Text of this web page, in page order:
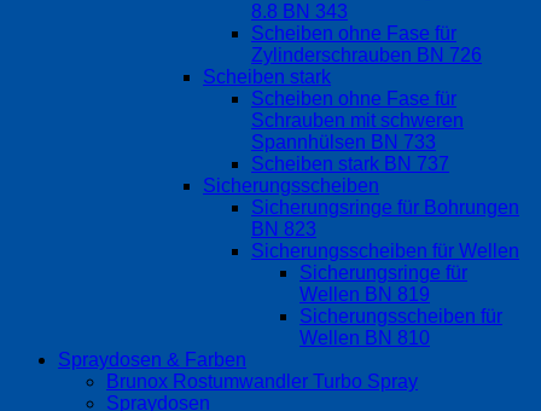
8.8 BN 343
Scheiben ohne Fase für
Zylinderschrauben BN 726
Scheiben stark
Scheiben ohne Fase für
Schrauben mit schweren
Spannhülsen BN 733
Scheiben stark BN 737
Sicherungsscheiben
Sicherungsringe für Bohrungen
BN 823
Sicherungsscheiben für Wellen
Sicherungsringe für
Wellen BN 819
Sicherungsscheiben für
Wellen BN 810
Spraydosen & Farben
Brunox Rostumwandler Turbo Spray
Spraydosen